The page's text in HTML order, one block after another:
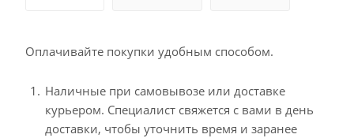
Оплачивайте покупки удобным способом.
Наличные при самовывозе или доставке
курьером. Специалист свяжется с вами в день
доставки, чтобы уточнить время и заранее